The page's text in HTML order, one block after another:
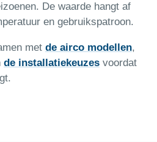
De waarde hangt af
en gebruikspatroon.
met de airco modellen,
de installatiekeuzesvoordat